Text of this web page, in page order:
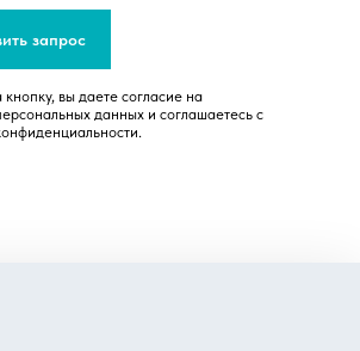
запрос
вы даете согласие на
данных и соглашаетесь c